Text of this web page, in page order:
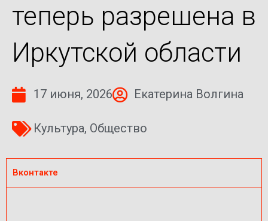
теперь разрешена в
Иркутской области
17 июня, 2026 Екатерина Волгина
Культура, Общество
Вконтакте